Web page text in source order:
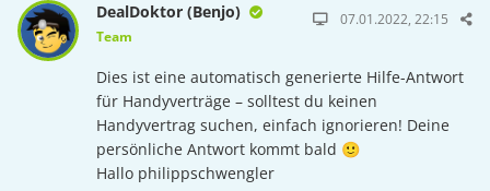
DealDoktor (Benjo)
Team
07.01.2022, 22:15
Dies ist eine automatisch generierte Hilfe-Antwort
für Handyverträge – solltest du keinen
Handyvertrag suchen, einfach ignorieren! Deine
persönliche Antwort kommt bald 🙂
Hallo philippschwengler